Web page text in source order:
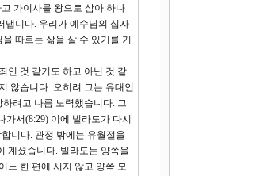
가이사를 왕으로 삼아 하나
냅니다. 우리가 예수님의 십자
따르는 삶을 살 수 있기를 기
인 것 같기도 하고 아닌 것 같
않습니다. 오히려 그는 유대인
려고 나름 노력했습니다. 그
서(8:29) 이에 빌라도가 다시
니다. 관정 밖에는 유월절을
계셨습니다. 빌라도는 양쪽을
느 한 편에 서지 않고 양쪽 모